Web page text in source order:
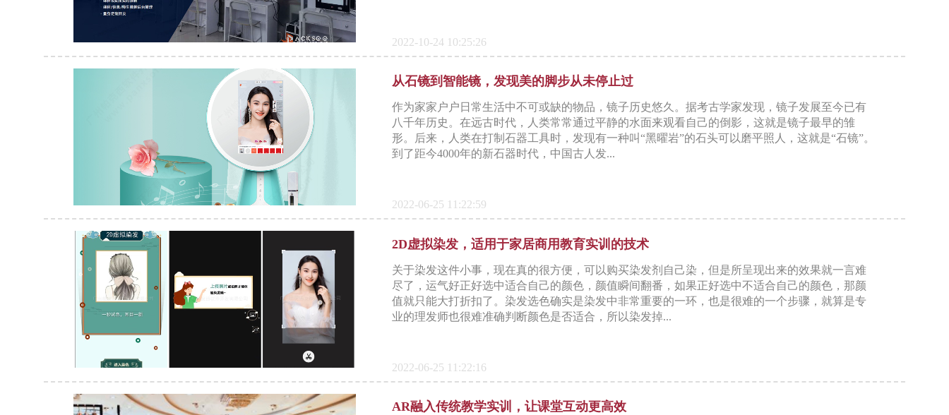
2022-10-24 10:25:26
从石镜到智能镜，发现美的脚步从未停止过
作为家家户户日常生活中不可或缺的物品，镜子历史悠久。据考古学家发现，镜子发展至今已有
八千年历史。在远古时代，人类常常通过平静的水面来观看自己的倒影，这就是镜子最早的雏
形。后来，人类在打制石器工具时，发现有一种叫“黑曜岩”的石头可以磨平照人，这就是“石镜”。
到了距今4000年的新石器时代，中国古人发...
2022-06-25 11:22:59
2D虚拟染发，适用于家居商用教育实训的技术
关于染发这件小事，现在真的很方便，可以购买染发剂自己染，但是所呈现出来的效果就一言难
尽了，运气好正好选中适合自己的颜色，颜值瞬间翻番，如果正好选中不适合自己的颜色，那颜
值就只能大打折扣了。染发选色确实是染发中非常重要的一环，也是很难的一个步骤，就算是专
业的理发师也很难准确判断颜色是否适合，所以染发掉...
2022-06-25 11:22:16
AR融入传统教学实训，让课堂互动更高效